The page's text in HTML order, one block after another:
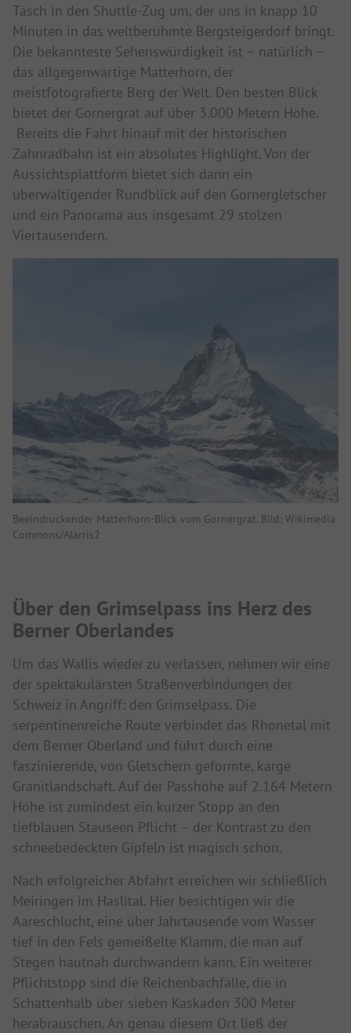
Täsch in den Shuttle-Zug um, der uns in knapp 10
Minuten in das weltberühmte Bergsteigerdorf bringt.
Die bekannteste Sehenswürdigkeit ist – natürlich –
das allgegenwärtige Matterhorn, der
meistfotografierte Berg der Welt. Den besten Blick
bietet der Gornergrat auf über 3.000 Metern Höhe.
Bereits die Fahrt hinauf mit der historischen
Zahnradbahn ist ein absolutes Highlight. Von der
Aussichtsplattform bietet sich dann ein
überwältigender Rundblick auf den Gornergletscher
und ein Panorama aus insgesamt 29 stolzen
Viertausendern.
Beeindruckender Matterhorn-Blick vom Gornergrat. Bild: Wikimedia
Commons/Alarris2
Über den Grimselpass ins Herz des
Berner Oberlandes
Um das Wallis wieder zu verlassen, nehmen wir eine
der spektakulärsten Straßenverbindungen der
Schweiz in Angriff: den Grimselpass. Die
serpentinenreiche Route verbindet das Rhonetal mit
dem Berner Oberland und führt durch eine
faszinierende, von Gletschern geformte, karge
Granitlandschaft. Auf der Passhöhe auf 2.164 Metern
Höhe ist zumindest ein kurzer Stopp an den
tiefblauen Stauseen Pflicht – der Kontrast zu den
schneebedeckten Gipfeln ist magisch schön.
Nach erfolgreicher Abfahrt erreichen wir schließlich
Meiringen im Haslital. Hier besichtigen wir die
Aareschlucht, eine über Jahrtausende vom Wasser
tief in den Fels gemeißelte Klamm, die man auf
Stegen hautnah durchwandern kann. Ein weiterer
Pflichtstopp sind die Reichenbachfälle, die in
Schattenhalb über sieben Kaskaden 300 Meter
herabrauschen. An genau diesem Ort ließ der